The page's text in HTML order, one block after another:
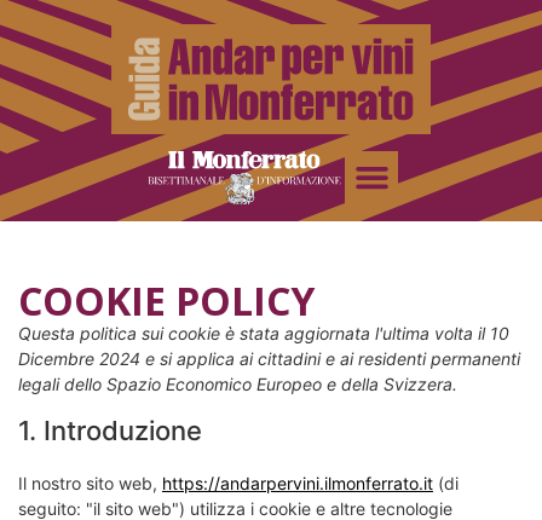
COOKIE POLICY
Questa politica sui cookie è stata aggiornata l'ultima volta il 10
Dicembre 2024 e si applica ai cittadini e ai residenti permanenti
legali dello Spazio Economico Europeo e della Svizzera.
1. Introduzione
Il nostro sito web, https://andarpervini.ilmonferrato.it (di
seguito: "il sito web") utilizza i cookie e altre tecnologie